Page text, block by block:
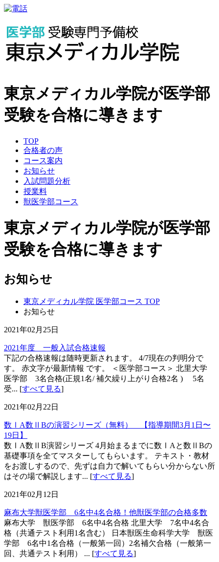
東京メディカル学院が医学部
受験を合格に導きます
TOP
合格者の声
コース案内
お知らせ
入試問題分析
授業料
獣医学部コース
東京メディカル学院が医学部
受験を合格に導きます
お知らせ
東京メディカル学院 医学部コース TOP
お知らせ
2021年02月25日
2021年度 一般入試合格速報
下記の合格速報は随時更新されます。 4/7現在の判明分で
す。 赤文字が最新情報 です。 ＜医学部コース＞ 北里大学
医学部 3名合格(正規1名/ 補欠繰り上がり合格2名 ) 5名
受... [すべて見る]
2021年02月22日
数ⅠA数ⅡBの演習シリーズ（無料） 【指導期間3月1日〜
19日】
数ⅠA数ⅡB演習シリーズ 4月始まるまでに数ⅠAと数ⅡBの
基礎事項を全てマスターしてもらいます。 テキスト・教材
をお渡しするので、先ずは自力で解いてもらい分からない所
はその場で解説します... [すべて見る]
2021年02月12日
麻布大学獣医学部 6名中4名合格！他獣医学部の合格多数
麻布大学 獣医学部 6名中4名合格 北里大学 7名中4名合
格（共通テスト利用1名含む） 日本獣医生命科学大学 獣医
学部 6名中1名合格（一般第一回）2名補欠合格（一般第一
回、共通テスト利用） ... [すべて見る]